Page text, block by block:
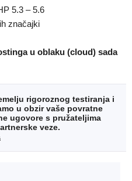
5.3 – 5.6
značajki
u oblaku (cloud) sada
rigoroznog testiranja i
u obzir vaše povratne
ugovore s pružateljima
veze.